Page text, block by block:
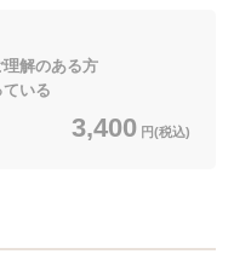
解のある方
いる
3,400 円(税込)